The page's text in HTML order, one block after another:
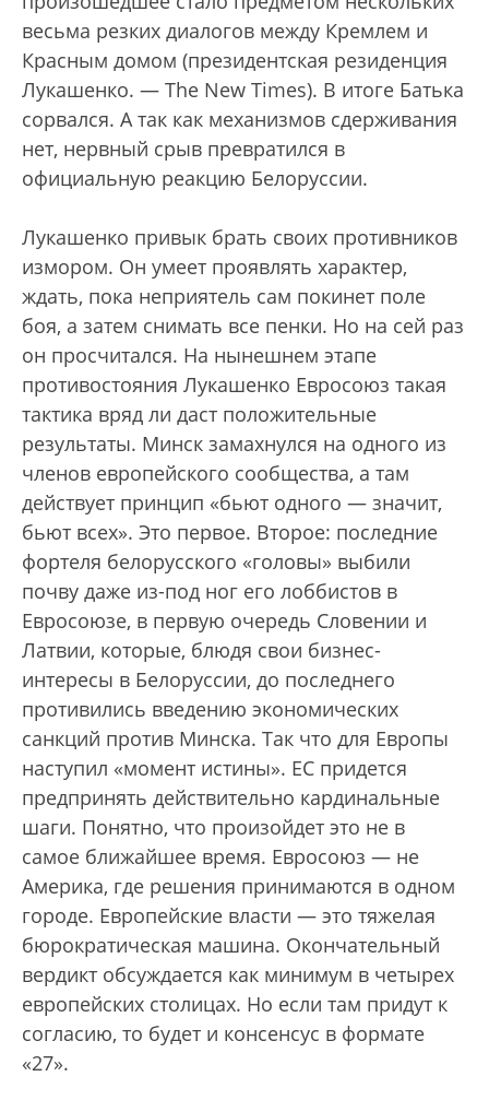
весьма резких диалогов между Кремлем и
Красным домом (президентская резиденция
Лукашенко. — The New Times). В итоге Батька
сорвался. А так как механизмов сдерживания
нет, нервный срыв превратился в
официальную реакцию Белоруссии.
Лукашенко привык брать своих противников
измором. Он умеет проявлять характер,
ждать, пока неприятель сам покинет поле
боя, а затем снимать все пенки. Но на сей раз
он просчитался. На нынешнем этапе
противостояния Лукашенко Евросоюз такая
тактика вряд ли даст положительные
результаты. Минск замахнулся на одного из
членов европейского сообщества, а там
действует принцип «бьют одного — значит,
бьют всех». Это первое. Второе: последние
фортеля белорусского «головы» выбили
почву даже из-под ног его лоббистов в
Евросоюзе, в первую очередь Словении и
Латвии, которые, блюдя свои бизнес-
интересы в Белоруссии, до последнего
противились введению экономических
санкций против Минска. Так что для Европы
наступил «момент истины». ЕС придется
предпринять действительно кардинальные
шаги. Понятно, что произойдет это не в
самое ближайшее время. Евросоюз — не
Америка, где решения принимаются в одном
городе. Европейские власти — это тяжелая
бюрократическая машина. Окончательный
вердикт обсуждается как минимум в четырех
европейских столицах. Но если там придут к
согласию, то будет и консенсус в формате
«27».